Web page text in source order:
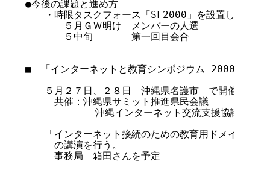
●今後の課題と進め方
・時限タスクフォース「SF2000」を設置しプログ
５月ＧＷ明け　メンバーの人選
５中旬　　　　第一回目会合
■　「インターネットと教育シンポジウム 2000 in 沖
５月２７日、２８日　沖縄県名護市　で開催
共催：沖縄県サミット推進県民会議
  　        沖縄インターネット交流支援協議会
「インターネット接続のための教育用ドメイン名空
の講演を行う。
事務局　箱田さんを予定